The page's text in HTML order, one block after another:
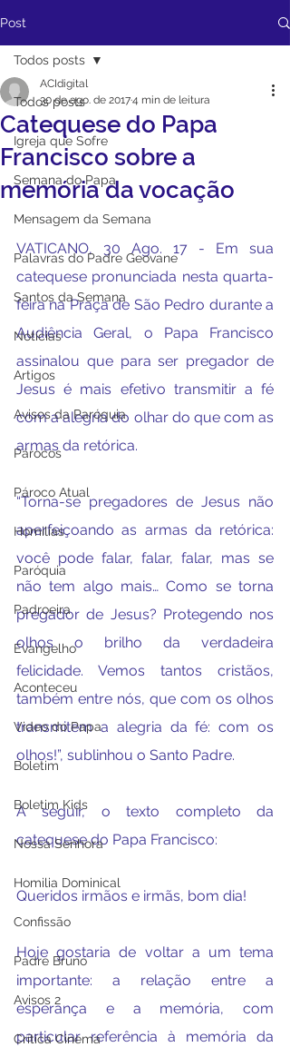
Post
Todos posts
Igreja que Sofre
Semana do Papa
Mensagem da Semana
Palavras do Padre Geovane
Santos da Semana
Notícias
Artigos
Avisos da Paróquia
Párocos
Pároco Atual
Homilias
Paróquia
Padroeira
Evangelho
Aconteceu
Video do Papa
Boletim
Boletim Kids
Nossa Senhora
Homilia Dominical
Confissão
Padre Bruno
Avisos 2
Crítica Cinema
Todos posts
Catequese do Papa
Francisco sobre a
memória da vocação
ACIdigital
30 de ago. de 20174 min de leitura
VATICANO, 30 Ago. 17 - Em sua
catequese pronunciada nesta quarta-
feira na Praça de São Pedro durante a
Audiência Geral, o Papa Francisco
assinalou que para ser pregador de
Jesus é mais efetivo transmitir a fé
com a alegria do olhar do que com as
armas da retórica.
“Torna-se pregadores de Jesus não
aperfeiçoando as armas da retórica:
você pode falar, falar, falar, mas se
não tem algo mais… Como se torna
pregador de Jesus? Protegendo nos
olhos o brilho da verdadeira
felicidade. Vemos tantos cristãos,
também entre nós, que com os olhos
transmitem a alegria da fé: com os
olhos!”, sublinhou o Santo Padre.
A seguir, o texto completo da
catequese do Papa Francisco:
Queridos irmãos e irmãs, bom dia!
Hoje gostaria de voltar a um tema
importante: a relação entre a
esperança e a memória, com
particular referência à memória da